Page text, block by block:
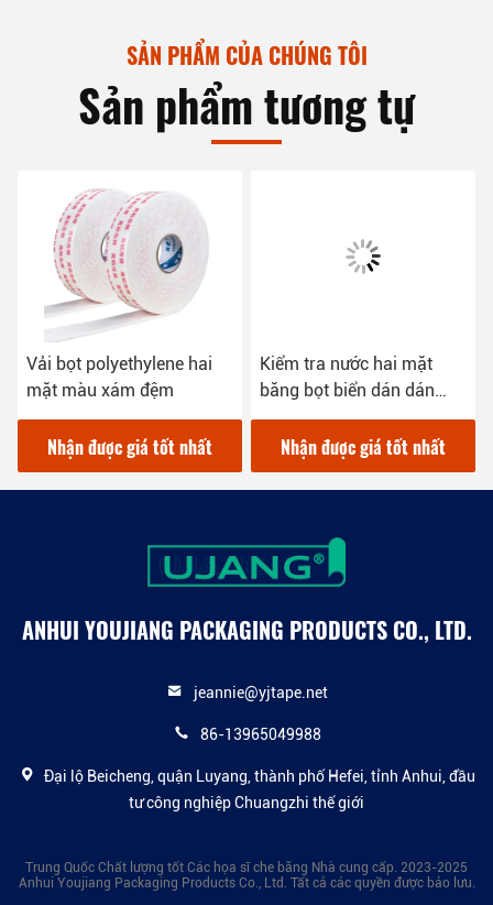
SẢN PHẨM CỦA CHÚNG TÔI
Sản phẩm tương tự
Vải bọt polyethylene hai
mặt màu xám đệm
Nhận được giá tốt nhất
Kiểm tra nước hai mặt
băng bọt biển dán dán
cho Auto Car Trim
Nhận được giá tốt nhất
ANHUI YOUJIANG PACKAGING PRODUCTS CO., LTD.
jeannie@yjtape.net
86-13965049988
Đại lộ Beicheng, quận Luyang, thành phố Hefei, tỉnh Anhui, đầu
tư công nghiệp Chuangzhi thế giới
Trung Quốc Chất lượng tốt Các họa sĩ che băng Nhà cung cấp. 2023-2025
Anhui Youjiang Packaging Products Co., Ltd. Tất cả các quyền được bảo lưu.